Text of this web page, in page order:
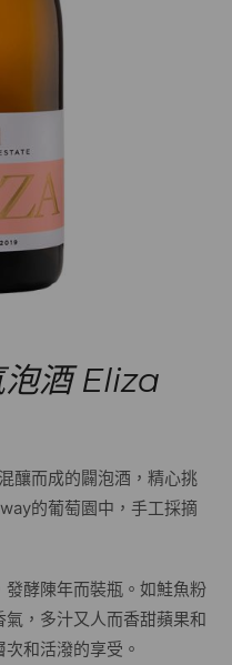
酒 Eliza
釀而成的闢泡酒，精心挑
的葡萄園中，手工採摘
酵陳年而裝瓶。如鮭魚粉
，多汁又人而香甜蘋果和
和活潑的享受。